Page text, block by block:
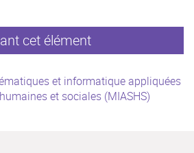
cet élément
et informatique appliquées
et sociales (MIASHS)